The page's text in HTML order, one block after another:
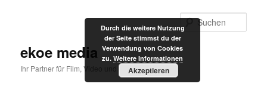
ekoe media
Ihr Partner für Film, Video und Internet
Durch die weitere Nutzung
der Seite stimmst du der
Verwendung von Cookies
zu. Weitere Informationen
Akzeptieren